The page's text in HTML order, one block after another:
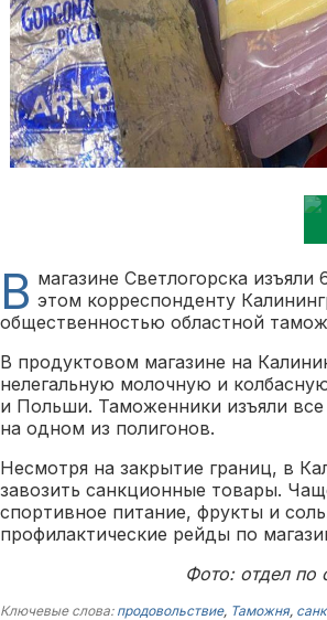
В магазине Светлогорска
этом корреспонденту
общественностью областной
В продуктовом магазине на
нелегальную молочную и
и Польши. Таможенники изъяли
на одном из полигонов.
Несмотря на закрытие границ, в
завозить санкционные товары.
спортивное питание, фрукты и
профилактические рейды по
Фото: отдел по
Ключевые слова: продовольствие, Таможня,